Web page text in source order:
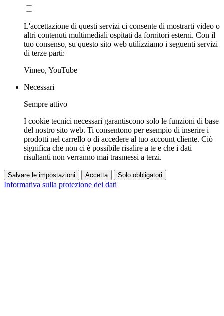
L'accettazione di questi servizi ci consente di mostrarti video o
altri contenuti multimediali ospitati da fornitori esterni. Con il
tuo consenso, su questo sito web utilizziamo i seguenti servizi
di terze parti:
Vimeo, YouTube
Necessari
Sempre attivo
I cookie tecnici necessari garantiscono solo le funzioni di base
del nostro sito web. Ti consentono per esempio di inserire i
prodotti nel carrello o di accedere al tuo account cliente. Ciò
significa che non ci è possibile risalire a te e che i dati
risultanti non verranno mai trasmessi a terzi.
Salvare le impostazioni Accetta Solo obbligatori
Informativa sulla protezione dei dati